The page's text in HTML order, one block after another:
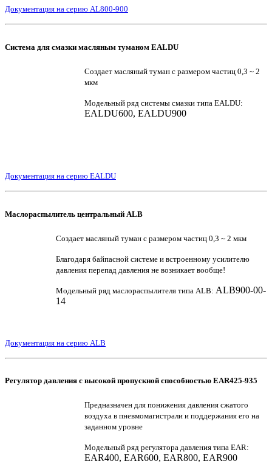
Документация на серию AL800-900
Система для смазки масляным туманом EALDU
Создает масляный туман с размером частиц 0,3 ~ 2
мкм
Модельный ряд системы смазки типа EALDU:
EALDU600, EALDU900
Документация на серию EALDU
Маслораспылитель центральный ALB
Создает масляный туман с размером частиц 0,3 ~ 2 мкм
Благодаря байпасной системе и встроенному усилителю
давления перепад давления не возникает вообще!
Модельный ряд маслораспылителя типа ALB: ALB900-00-
14
Документация на серию ALB
Регулятор давления с высокой пропускной способностью EAR425-935
Предназначен для понижения давления сжатого
воздуха в пневмомагистрали и поддержания его на
заданном уровне
Модельный ряд регулятора давления типа EAR:
EAR400, EAR600, EAR800, EAR900